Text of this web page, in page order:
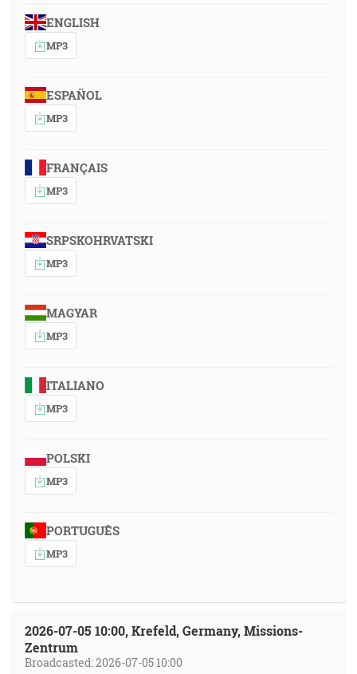
ENGLISH
MP3
ESPAÑOL
MP3
FRANÇAIS
MP3
SRPSKOHRVATSKI
MP3
MAGYAR
MP3
ITALIANO
MP3
POLSKI
MP3
PORTUGUÊS
MP3
2026-07-05 10:00, Krefeld, Germany, Missions-
Zentrum
Broadcasted: 2026-07-05 10:00